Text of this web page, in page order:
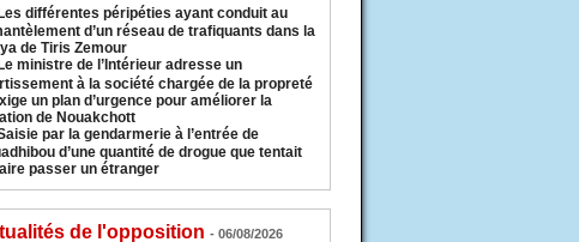
Les différentes péripéties ayant conduit au
d’un réseau de trafiquants dans la
de Tiris Zemour
Le ministre de l’Intérieur adresse un
à la société chargée de la propreté
un plan d’urgence pour améliorer la
de Nouakchott
par la gendarmerie à l’entrée de
d’une quantité de drogue que tentait
passer un étranger
de l'opposition - 06/08/2026